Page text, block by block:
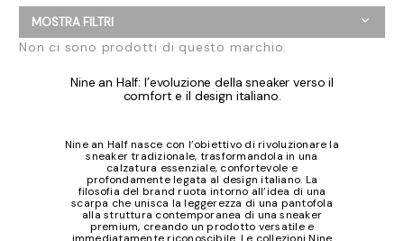
MOSTRA FILTRI
Non ci sono prodotti di questo marchio.
Nine an Half: l’evoluzione della sneaker verso il
comfort e il design italiano.
Nine an Half nasce con l’obiettivo di rivoluzionare la
sneaker tradizionale, trasformandola in una
calzatura essenziale, confortevole e
profondamente legata al design italiano. La
filosofia del brand ruota intorno all’idea di una
scarpa che unisca la leggerezza di una pantofola
alla struttura contemporanea di una sneaker
premium, creando un prodotto versatile e